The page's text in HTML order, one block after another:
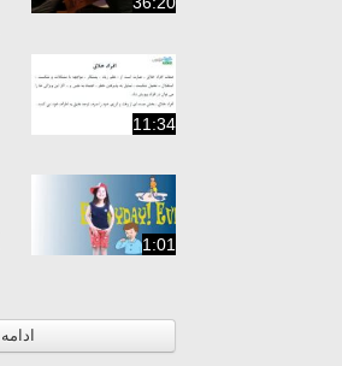
11:34
1:01
ادامه